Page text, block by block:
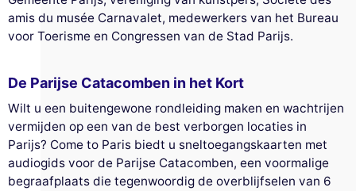
amis du musée Carnavalet, medewerkers van het Bureau
voor Toerisme en Congressen van de Stad Parijs.
De Parijse Catacomben in het Kort
Wilt u een buitengewone rondleiding maken en wachtrijen
vermijden op een van de best verborgen locaties in
Parijs? Come to Paris biedt u sneltoegangskaarten met
audiogids voor de Parijse Catacomben, een voormalige
begraafplaats die tegenwoordig de overblijfselen van 6